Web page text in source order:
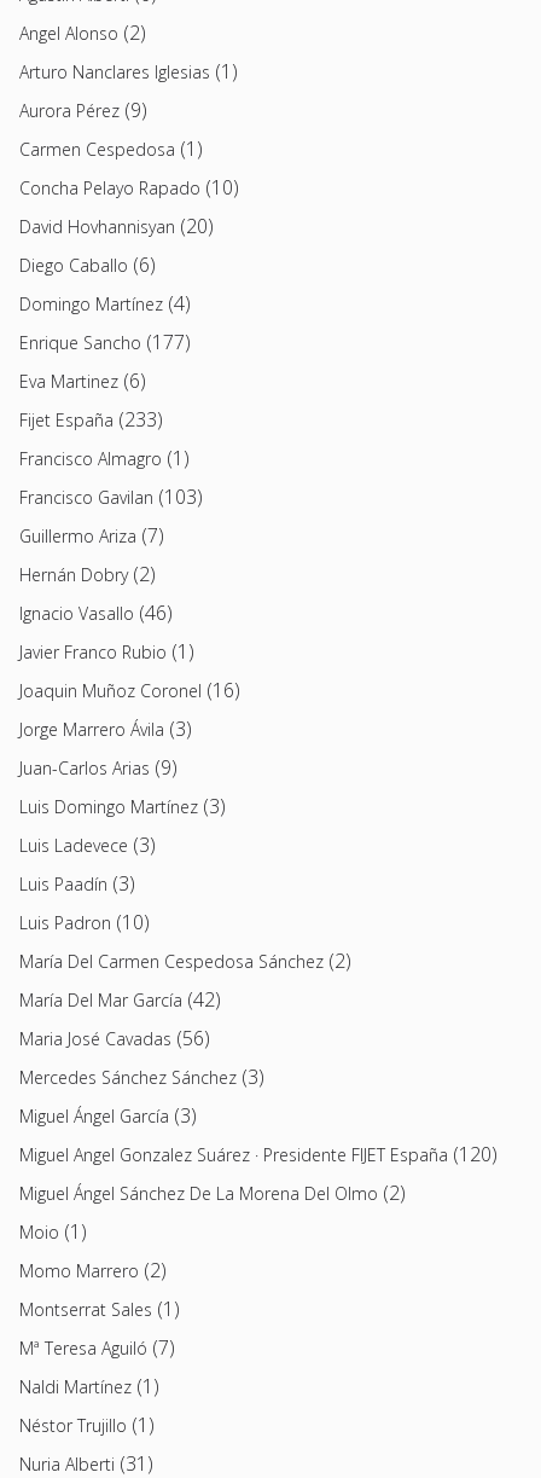
Angel Alonso (2)
Arturo Nanclares Iglesias (1)
Aurora Pérez (9)
Carmen Cespedosa (1)
Concha Pelayo Rapado (10)
David Hovhannisyan (20)
Diego Caballo (6)
Domingo Martínez (4)
Enrique Sancho (177)
Eva Martinez (6)
Fijet España (233)
Francisco Almagro (1)
Francisco Gavilan (103)
Guillermo Ariza (7)
Hernán Dobry(2)
Ignacio Vasallo (46)
Javier Franco Rubio (1)
Joaquin Muñoz Coronel (16)
Jorge Marrero Ávila (3)
Juan-Carlos Arias (9)
Luis Domingo Martínez (3)
Luis Ladevece (3)
Luis Paadín (3)
Luis Padron (10)
María Del Carmen Cespedosa Sánchez (2)
María Del Mar García (42)
Maria José Cavadas (56)
Mercedes Sánchez Sánchez (3)
Miguel Ángel García (3)
Miguel Angel Gonzalez Suárez · Presidente FIJET España (120)
Miguel Ángel Sánchez De La Morena Del Olmo (2)
Moio (1)
Momo Marrero (2)
Montserrat Sales (1)
Mª Teresa Aguiló (7)
Naldi Martínez (1)
Néstor Trujillo (1)
Nuria Alberti (31)